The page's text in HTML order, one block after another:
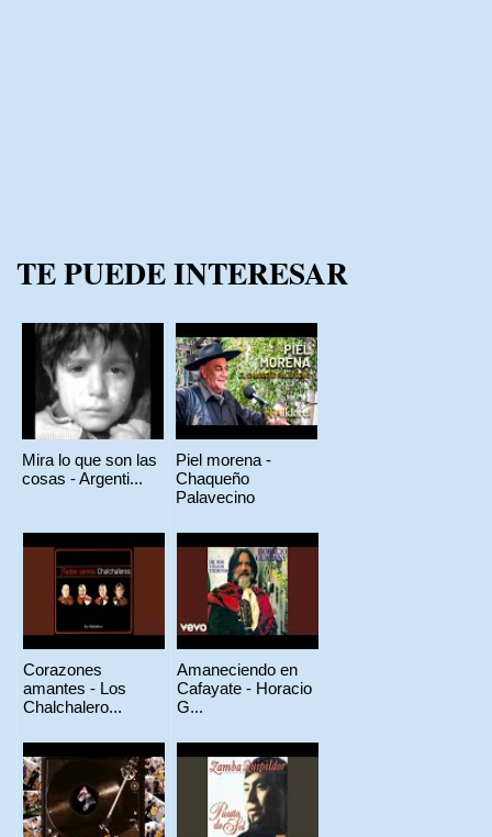
TE PUEDE INTERESAR
Mira lo que son las
cosas - Argenti...
Piel morena -
Chaqueño
Palavecino
Corazones
amantes - Los
Chalchalero...
Amaneciendo en
Cafayate - Horacio
G...